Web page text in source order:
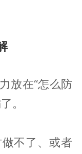
放在“怎么防
。
不了、或者